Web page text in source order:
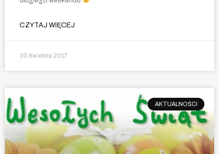
CZYTAJ WIĘCEJ
30 Kwietnia 2017
AKTUALNOŚCI